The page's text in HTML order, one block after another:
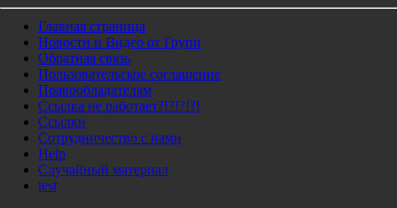
Главная страница
Новости и Видео от Групп
Обратная связь
Пользовательское соглашение
Правообладателям
Ссылка не работает?!?!?!?!
Ссылки
Сотрудничество с нами
Help
Cлучайный материал
test